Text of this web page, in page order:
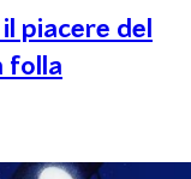
piacere del
folla